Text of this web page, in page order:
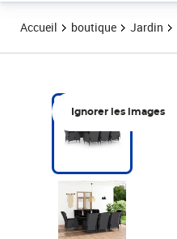
Accueil boutique Jardin
Ignorer les images